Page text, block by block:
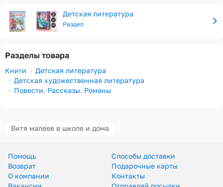
Детская литература
Раздел
Разделы товара
Книги
Детская литература
Детская художественная литература
Повести. Рассказы. Романы
Витя малеев в школе и дома
Помощь
Способы доставки
Возврат
Подарочные карты
О компании
Контакты